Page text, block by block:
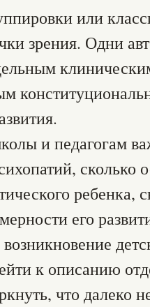
или
зрения. Одни
и педагогам
сколько
ребенка,
его
к описанию
что далеко